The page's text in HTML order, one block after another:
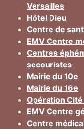
Versailles
Hôtel Dieu
Centre de
EMV Centre
Centres
secouristes
Mairie du 10e
Mairie du 16e
Opération
EMV Centre
Centre